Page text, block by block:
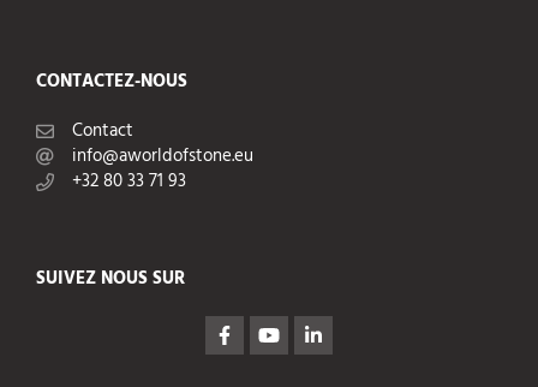
CONTACTEZ-NOUS
Contact
info@aworldofstone.eu
+32 80 33 71 93
SUIVEZ NOUS SUR